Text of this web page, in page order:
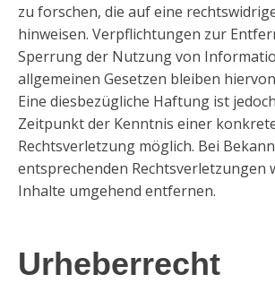
zu forschen, die auf eine
hinweisen. Verpflichtungen zur
Sperrung der Nutzung von
allgemeinen Gesetzen bleiben
Eine diesbezügliche Haftung ist
Zeitpunkt der Kenntnis einer
Rechtsverletzung möglich. Bei
entsprechenden Rechtsverletzungen
Inhalte umgehend entfernen.
Urheberrecht